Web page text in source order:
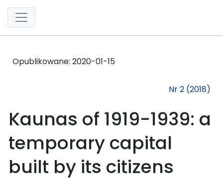
Opublikowane: 2020-01-15
Nr 2 (2018)
Kaunas of 1919-1939: a
temporary capital
built by its citizens